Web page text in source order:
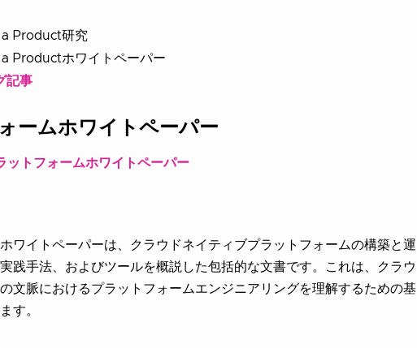
Product研究
Productホワイトペーパー
記事
ームホワイトペーパー
ットフォームホワイトペーパー
ワイトペーパーは、クラウドネイティブプラットフォームの構築と運
践手法、およびツールを概説した包括的な文書です。これは、クラウ
の文脈におけるプラットフォームエンジニアリングを理解するための基
す。